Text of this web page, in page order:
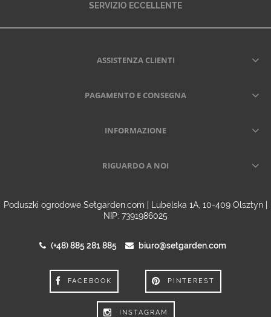
SERVIZIO ECCELLENTE
ASSISTENZA CLIENTI
PAGAMENTO E CONSEGNA
INFORMAZIONE
RIGUARDO A NOI
Poduszki ogrodowe Setgarden.com | Lubelska 1A, 10-409 Olsztyn |
NIP: 7391986025
(+48) 885 281 885 biuro@setgarden.com
FACEBOOK PINTEREST
INSTAGRAM